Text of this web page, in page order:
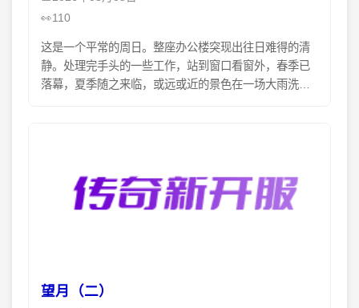
110
这是一个平常的周日。整座办公楼突现出往日难得的清
静。处理完手头的一些工作，站到窗口看窗外，春季已
落幕，夏季随之来临，或远或近的景色在一场大雨洗刷
望月（二）